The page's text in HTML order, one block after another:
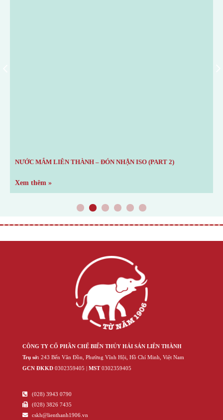
NƯỚC MẮM LIÊN THÀNH – ĐÓN NHẬN ISO (PART 2)
Xem thêm »
1 2 3 4 5 6
CÔNG TY CỔ PHẦN CHẾ BIẾN THỦY HẢI SẢN LIÊN THÀNH
Trụ sở: 243 Bến Vân Đồn, Phường Vĩnh Hội, Hồ Chí Minh, Việt Nam
GCN ĐKKD ‍030‍2359405 | MST‍030‍2359405
(028) 3943 0790
(028) 3826 7435
cskh@lienthanh1906.vn